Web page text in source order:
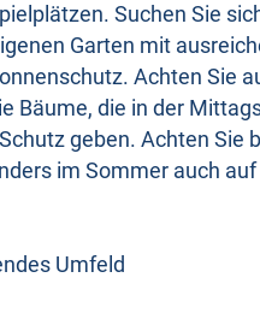
Suchen Sie
Garten mit
Achten Sie
Bäume, die in der
geben. Achten Sie
im Sommer auch
Umfeld